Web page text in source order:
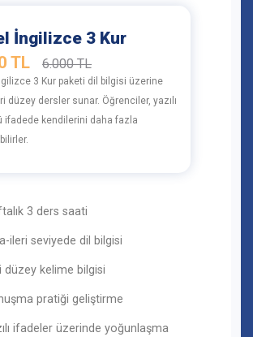
İngilizce 3 Kur
TL
6.000 TL
3 Kur paketi dil bilgisi üzerine
düzey dersler sunar. Öğrenciler, yazılı
ifadede kendilerini daha fazla
3 ders saati
ileri seviyede dil bilgisi
düzey kelime bilgisi
pratiği geliştirme
ifadeler üzerinde yoğunlaşma